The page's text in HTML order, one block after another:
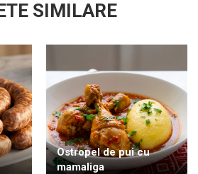
SIMILARE
Ostropel de pui cu
mamaliga